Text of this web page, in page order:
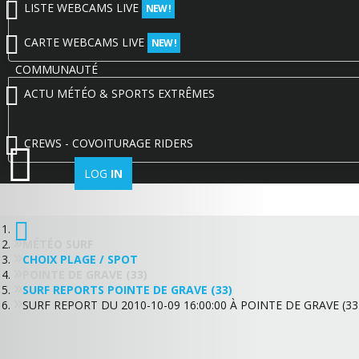
LISTE WEBCAMS LIVE NEW !
CARTE WEBCAMS LIVE NEW !
COMMUNAUTÉ
ACTU MÉTÉO & SPORTS EXTRÊMES
CREWS - COVOITURAGE RIDERS
LOG IN
MÉTÉO SURF
CHOIX PLAGE / SPOT
POINTE DE GRAVE (33)
SURF REPORTS POINTE DE GRAVE (33)
SURF REPORT DU 2010-10-09 16:00:00 À POINTE DE GRAVE